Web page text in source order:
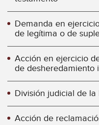
Demanda en
de legítima o de
Acción en ejercicio
de desheredamiento
División judicial de la
Acción de